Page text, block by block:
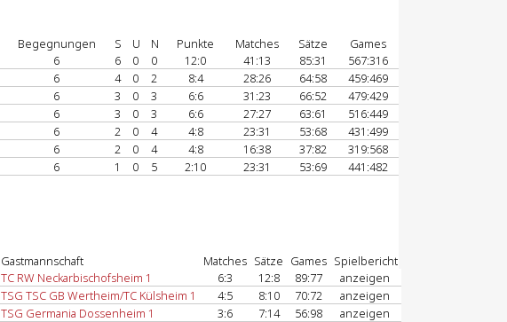
Begegnungen S U N Punkte Matches Sätze
Games
6 6 0 0 12:0 41:13 85:31
567:316
6 4 0 2 8:4 28:26 64:58
459:469
6 3 0 3 6:6 31:23 66:52
479:429
6 3 0 3 6:6 27:27 63:61
516:449
6 2 0 4 4:8 23:31 53:68
431:499
6 2 0 4 4:8 16:38 37:82
319:568
6 1 0 5 2:10 23:31 53:69 441:482
Gastmannschaft Matches Sätze Games Spielbericht
TC RW Neckarbischofsheim 1 6:3 12:8 89:77
anzeigen
TSG TSC GB Wertheim/TC Külsheim 1 4:5 8:10 70:72
anzeigen
TSG Germania Dossenheim 1 3:6 7:14 56:98
anzeigen